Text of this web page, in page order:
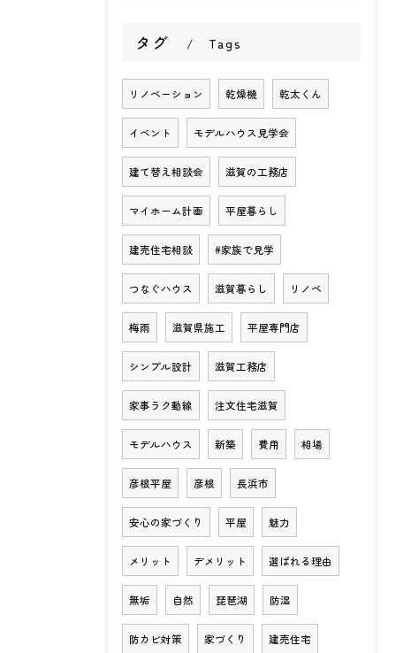
タグ Tags
リノベーション 乾燥機 乾太くん
イベント モデルハウス見学会
建て替え相談会 滋賀の工務店
マイホーム計画 平屋暮らし
建売住宅相談 #家族で見学
つなぐハウス 滋賀暮らし リノベ
梅雨 滋賀県施工 平屋専門店
シンプル設計 滋賀工務店
家事ラク動線 注文住宅滋賀
モデルハウス 新築 費用 相場
彦根平屋 彦根 長浜市
安心の家づくり 平屋 魅力
メリット デメリット 選ばれる理由
無垢 自然 琵琶湖 防湿
防カビ対策 家づくり 建売住宅